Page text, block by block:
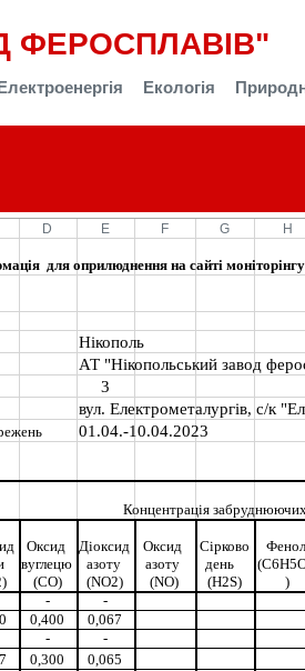
ФЕРОСПЛАВІВ"
Екологія
D E F G H
3
Оксид
вуглецю
(СО)
Діоксид
азоту
(NO2)
Оксид
азоту
(NO)
Сірково
день
(H2S)
Фенол
)
- -
0,400 0,067
- -
0,300 0,065
для оприлюднення на сайті моніторінгу
Нікополь
АТ "Нікопольський завод
вул. Електрометалургів, с/к
01.04.-10.04.2023
забруднюючих